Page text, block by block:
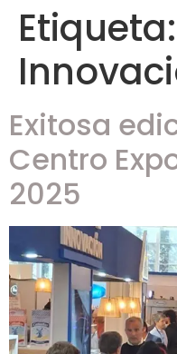
Etiqueta:
Exitosa
Centro
2025